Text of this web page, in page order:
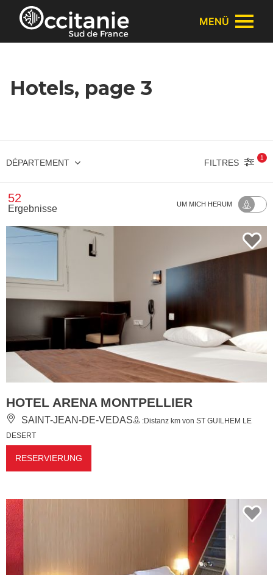
Cookie-Einstellungen
MENÜ
Hotels, page 3
DÉPARTEMENT FILTRES
1
52
Ergebnisse UM MICH HERUM
HOTEL ARENA MONTPELLIER
SAINT-JEAN-DE-VEDAS
:Distanz km von ST GUILHEM LE
DESERT
RESERVIERUNG